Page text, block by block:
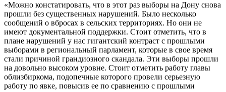
«Можно констатировать, что в этот раз выборы на Дону снова
прошли без существенных нарушений. Было несколько
сообщений о вбросах в сельских территориях. Но они не
имеют документальной поддержки. Стоит отметить, что в
плане нарушений у нас гигантский контраст с прошлыми
выборами в региональный парламент, которые в свое время
стали причиной грандиозного скандала. Эти выборы прошли
на довольно высоком уровне. Стоит отметить работу главы
облизбиркома, подопечные которого провели серьезную
работу по явке, повысив ее по сравнению с прошлыми